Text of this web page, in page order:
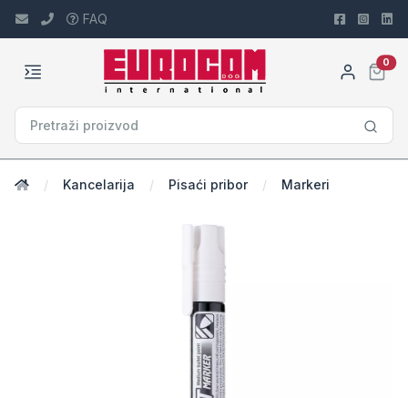
FAQ
0 cart
Kancelarija Pisaći pribor Markeri